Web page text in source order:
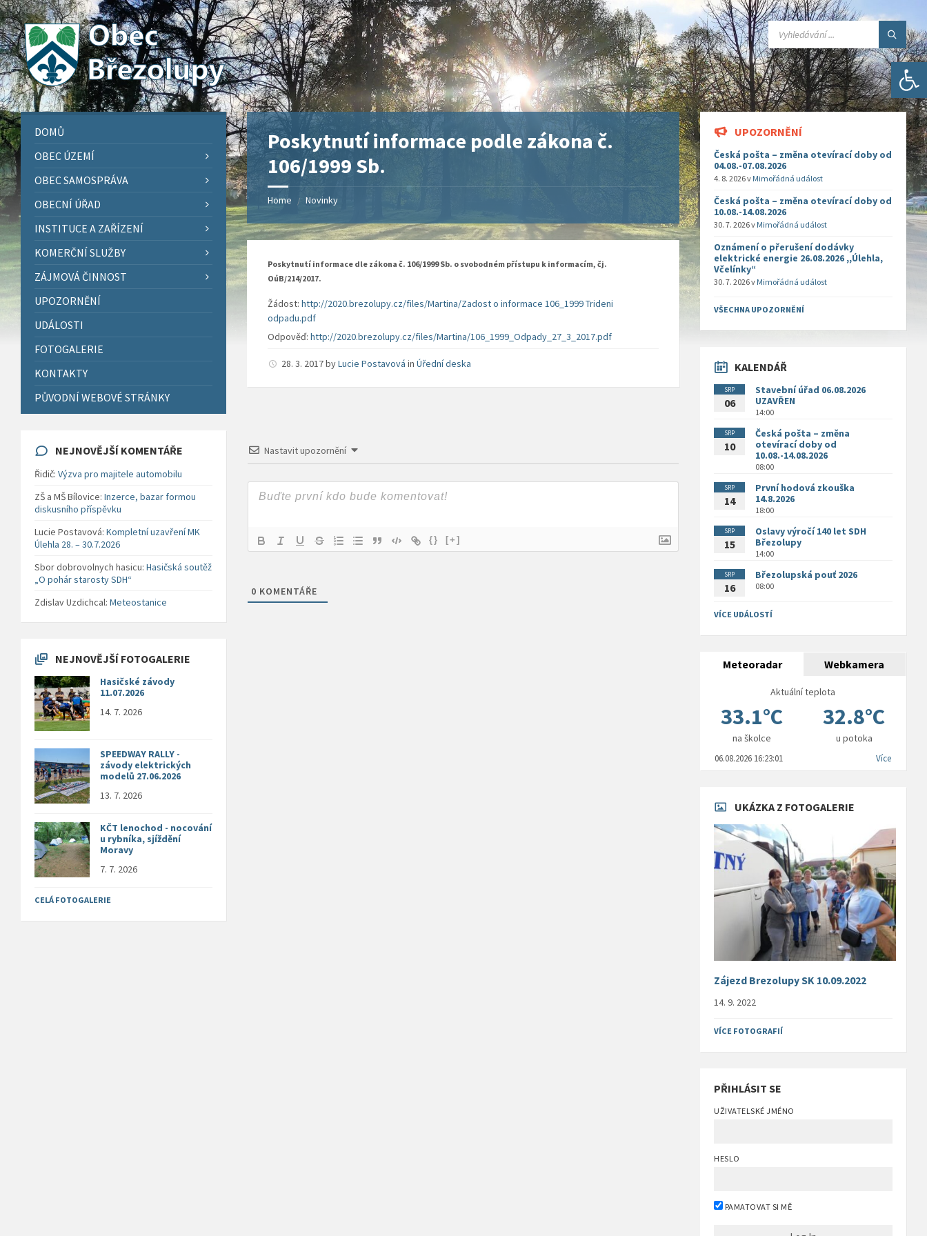
Open toolbar
Skip
to
content
Skip
to
left
sidebar
Skip
to
right
sidebar
Skip
to
footer
SEARCH:
Poskytnutí informace podle zákona č.
106/1999 Sb.
Home / Novinky
Poskytnutí informace dle zákona č. 106/1999 Sb. o svobodném přístupu k informacím, čj.
OúB/214/2017.
Žádost:http://2020.brezolupy.cz/files/Martina/Zadost o informace 106_1999 Trideni
odpadu.pdf
Odpověď:http://2020.brezolupy.cz/files/Martina/106_1999_Odpady_27_3_2017.pdf
28. 3. 2017byLucie Postavová inÚřední deska
Nastavit upozornění
{} [+]
0 KOMENTÁŘE
DOMŮ
OBEC ÚZEMÍ
OBEC SAMOSPRÁVA
OBECNÍ ÚŘAD
INSTITUCE A ZAŘÍZENÍ
KOMERČNÍ SLUŽBY
ZÁJMOVÁ ČINNOST
UPOZORNĚNÍ
UDÁLOSTI
FOTOGALERIE
KONTAKTY
PŮVODNÍ WEBOVÉ STRÁNKY
NEJNOVĚJŠÍ KOMENTÁŘE
Řidič: Výzva pro majitele automobilu
ZŠ a MŠ Bílovice: Inzerce, bazar formou
diskusního příspěvku
Lucie Postavová: Kompletní uzavření MK
Úlehla 28. – 30.7.2026
Sbor dobrovolnych hasicu: Hasičská soutěž
„O pohár starosty SDH“
Zdislav Uzdichcal: Meteostanice
NEJNOVĚJŠÍ FOTOGALERIE
Hasičské závody
11.07.2026
14. 7. 2026
SPEEDWAY RALLY -
závody elektrických
modelů 27.06.2026
13. 7. 2026
KČT lenochod - nocování
u rybníka, sjíždění
Moravy
7. 7. 2026
CELÁ FOTOGALERIE
UPOZORNĚNÍ
Česká pošta – změna otevírací doby od
04.08.-07.08.2026
4. 8. 2026v Mimořádná událost
Česká pošta – změna otevírací doby od
10.08.-14.08.2026
30. 7. 2026v Mimořádná událost
Oznámení o přerušení dodávky
elektrické energie 26.08.2026 ,,Úlehla,
Včelínky“
30. 7. 2026v Mimořádná událost
VŠECHNA UPOZORNĚNÍ
KALENDÁŘ
SRP
06
Stavební úřad 06.08.2026
UZAVŘEN
14:00
SRP
10
Česká pošta – změna
otevírací doby od
10.08.-14.08.2026
08:00
SRP
14
První hodová zkouška
14.8.2026
18:00
SRP
15
Oslavy výročí 140 let SDH
Březolupy
14:00
SRP
16
Březolupská pouť 2026
08:00
VÍCE UDÁLOSTÍ
Meteoradar Webkamera
Aktuální teplota
33.1°C 32.8°C
na školce u potoka
06.08.2026 16:23:01 Více
UKÁZKA Z FOTOGALERIE
Zájezd Brezolupy SK 10.09.2022
14. 9. 2022
VÍCE FOTOGRAFIÍ
PŘIHLÁSIT SE
UŽIVATELSKÉ JMÉNO
HESLO
PAMATOVAT SI MĚ